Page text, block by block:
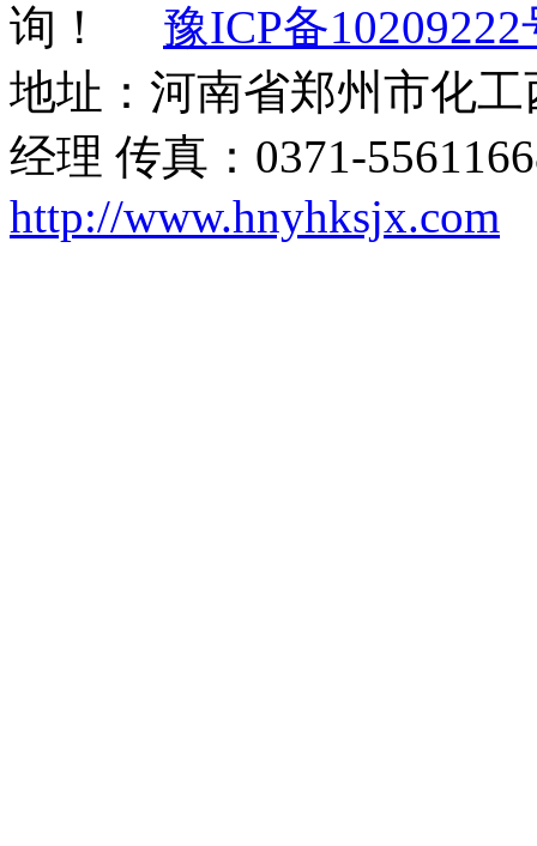
询！ 豫ICP备10209222
地址：河南省郑州市化
经理 传真：0371-
http://www.hnyhksjx.com